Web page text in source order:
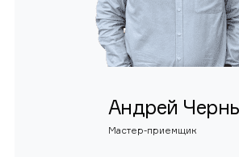
Андрей
Мастер-приемщик